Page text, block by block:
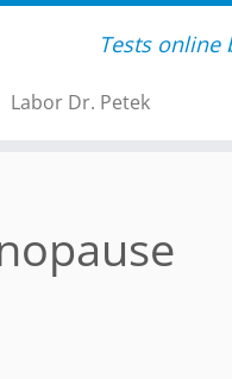
Tests online
Labor Dr. Petek